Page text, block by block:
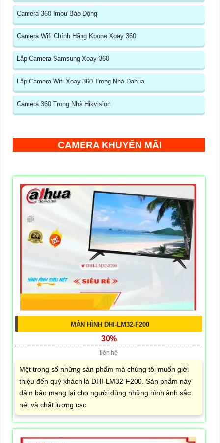
Camera 360 Imou Báo Động
Camera Wifi Chính Hãng Kbone Xoay 360
Lắp Camera Samsung Xoay 360
Lắp Camera Wifi Xoay 360 Trong Nhà Dahua
Camera 360 Trong Nhà Hikvision
CAMERA KHUYẾN MÃI
MÀN HÌNH DHI-LM32-F200
30%
liên hệ
Một trong số những sản phẩm mà chúng tôi muốn giới
thiệu đến quý khách là DHI-LM32-F200. Sản phẩm này
đảm bảo mang lại cho người dùng những hình ảnh sắc
nét và chất lượng cao